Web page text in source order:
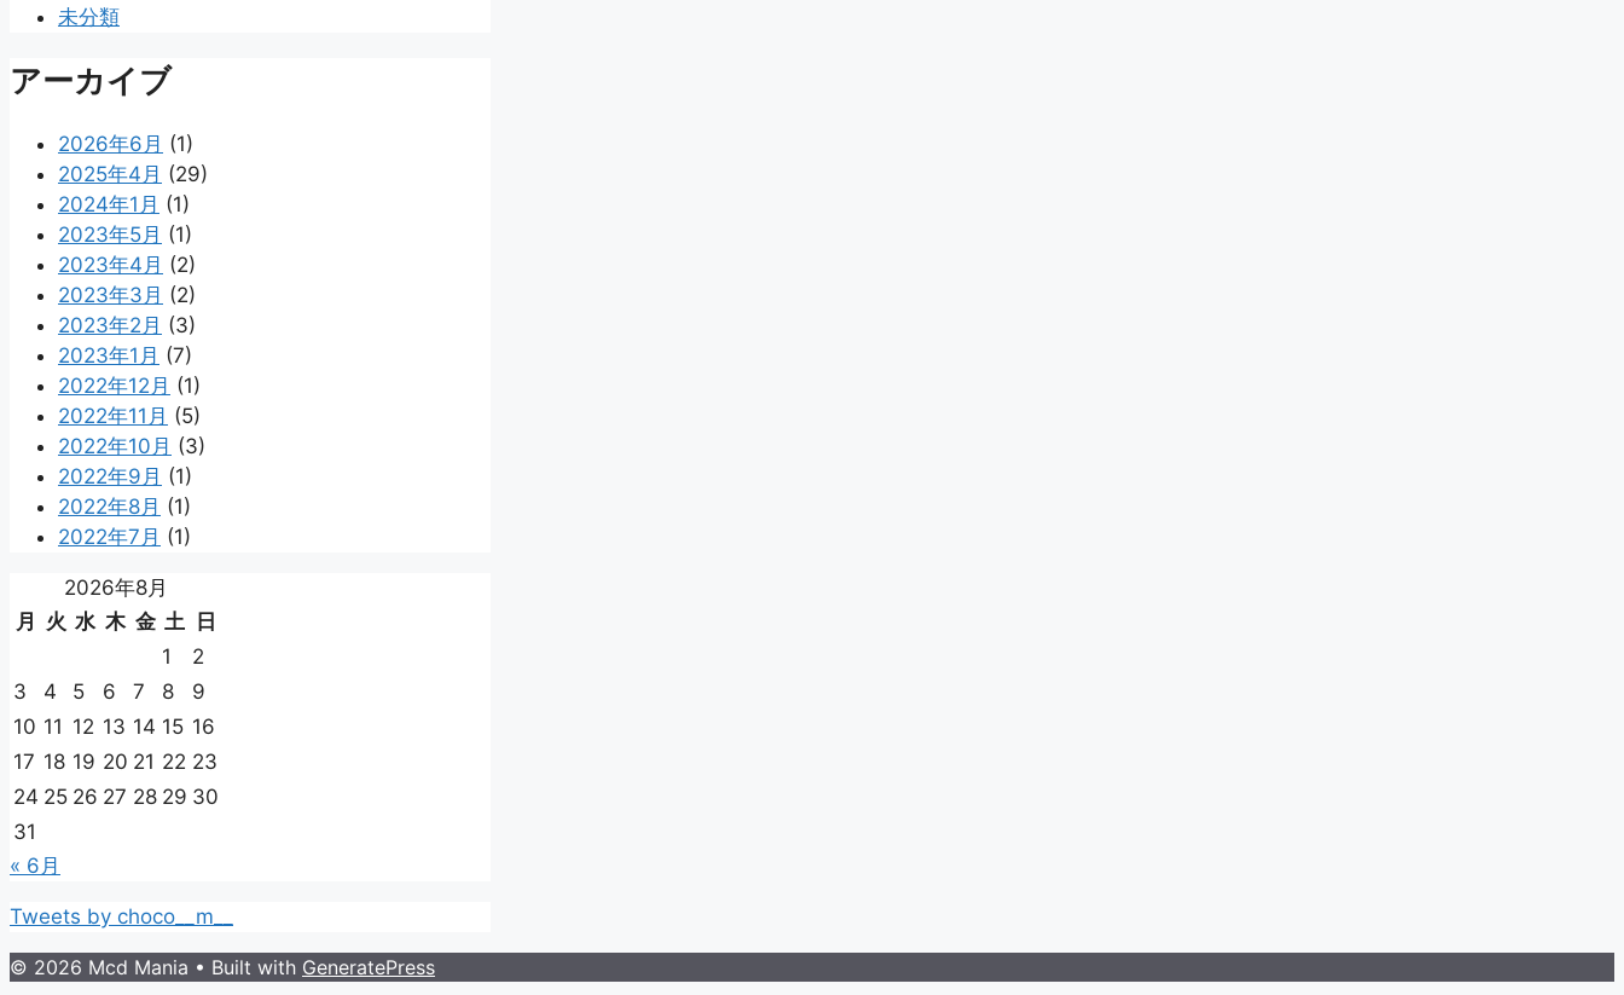
未分類
アーカイブ
2026年6月 (1)
2025年4月 (29)
2024年1月 (1)
2023年5月 (1)
2023年4月 (2)
2023年3月 (2)
2023年2月 (3)
2023年1月 (7)
2022年12月 (1)
2022年11月 (5)
2022年10月 (3)
2022年9月 (1)
2022年8月 (1)
2022年7月 (1)
2026年8月
月 火 水 木 金 土 日
1
2
3
4 5 6 7 8
9
10 11 12 13 14 15 16
17 18 19 20 21 22 23
24 25 26 27 28 29 30
31
« 6月
Tweets by choco__m__
© 2026 Mcd Mania • Built with GeneratePress